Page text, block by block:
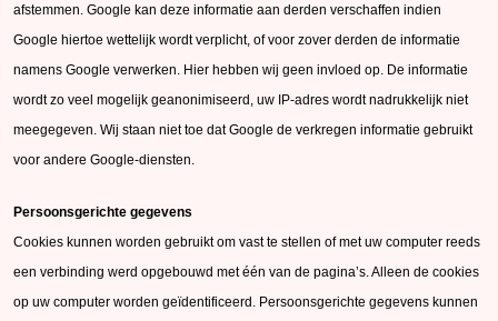
afstemmen. Google kan deze informatie aan derden verschaffen indien
Google hiertoe wettelijk wordt verplicht, of voor zover derden de informatie
namens Google verwerken. Hier hebben wij geen invloed op. De informatie
wordt zo veel mogelijk geanonimiseerd, uw IP-adres wordt nadrukkelijk niet
meegegeven. Wij staan niet toe dat Google de verkregen informatie gebruikt
voor andere Google-diensten.
Persoonsgerichte gegevens
Cookies kunnen worden gebruikt om vast te stellen of met uw computer reeds
een verbinding werd opgebouwd met één van de pagina’s. Alleen de cookies
op uw computer worden geïdentificeerd. Persoonsgerichte gegevens kunnen